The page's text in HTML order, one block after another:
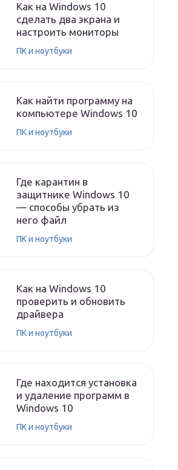
Как на Windows 10
сделать два экрана и
настроить мониторы
ПК и ноутбуки
Как найти программу на
компьютере Windows 10
ПК и ноутбуки
Где карантин в
защитнике Windows 10
— способы убрать из
него файл
ПК и ноутбуки
Как на Windows 10
проверить и обновить
драйвера
ПК и ноутбуки
Где находится установка
и удаление программ в
Windows 10
ПК и ноутбуки